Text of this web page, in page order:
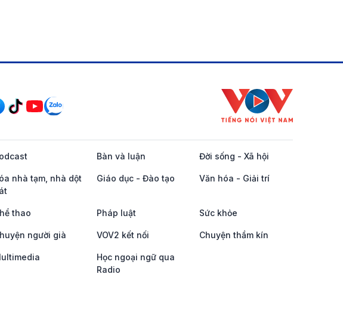
Bàn và luận Đời sống - Xã hội
nhà tạm, nhà dột
Giáo dục - Đào tạo Văn hóa - Giải trí
thao Pháp luật Sức khỏe
người già VOV2 kết nối Chuyện thầm kín
Học ngoại ngữ qua
Radio